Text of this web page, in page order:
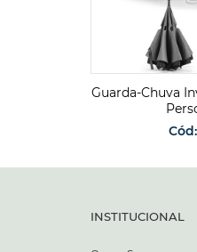
Guarda-Chuva
INSTITUCIONAL